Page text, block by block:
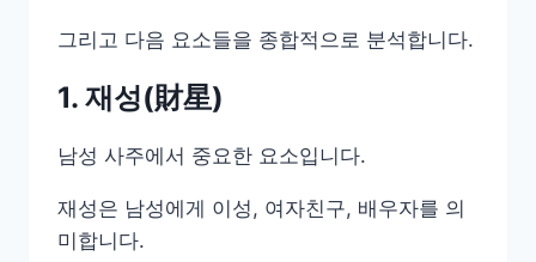
그리고 다음 요소들을 종합적으로 분석합니다.
1. 재성(財星)
남성 사주에서 중요한 요소입니다.
재성은 남성에게 이성, 여자친구, 배우자를 의
미합니다.